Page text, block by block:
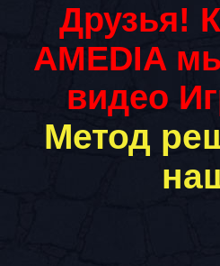
Друзья!
AMEDIA
видео
Метод